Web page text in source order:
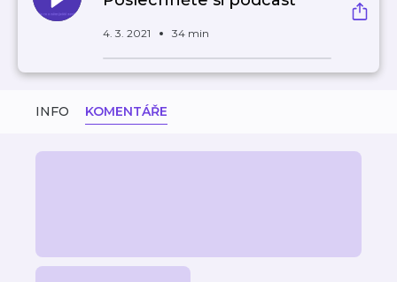
4. 3. 2021 34 min
INFO KOMENTÁŘE